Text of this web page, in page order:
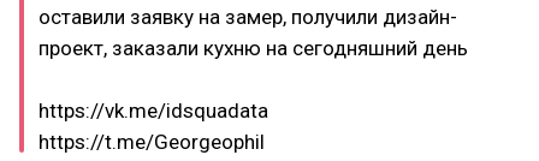
оставили заявку на замер, получили дизайн-
проект, заказали кухню на сегодняшний день
https://vk.me/idsquadata
https://t.me/Georgeophil